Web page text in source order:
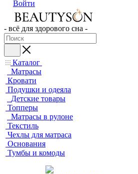
Войти
- всё для здорового сна -
Каталог
Матрасы
Кровати
Подушки и одеяла
Детские товары
Топперы
Матрасы в рулоне
Текстиль
Чехлы для матраса
Основания
Тумбы и комоды